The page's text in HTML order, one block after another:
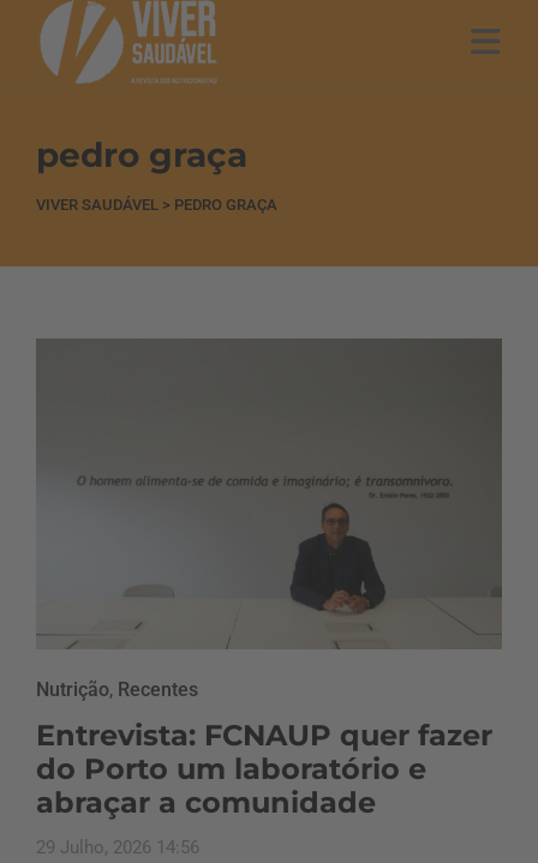
pedro graça
VIVER SAUDÁVEL > PEDRO GRAÇA
Nutrição, Recentes
Entrevista: FCNAUP quer fazer
do Porto um laboratório e
abraçar a comunidade
29 Julho, 2026 14:56